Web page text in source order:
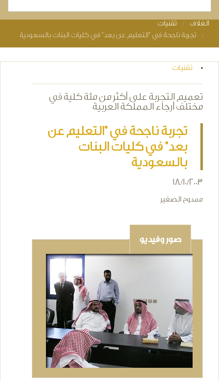
You are here
الغلاف
تقنيات
تجربة ناجحة في "التعليم عن بعد" في كليات البنات بالسعودية
تقنيات
تعميم التجربة على أكثر من مئة كلية في
مختلف أرجاء المملكة العربية
تجربة ناجحة في "التعليم عن
بعد" في كليات البنات
بالسعودية
18/10/2003
ممدوح الصغير
صور وفيديو